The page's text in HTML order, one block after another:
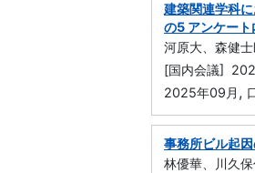
建築関連学科
の5 アンケー
河原大、森健
[国内会議]
2025年09月 ,
事務所ビル起
林優華、川久